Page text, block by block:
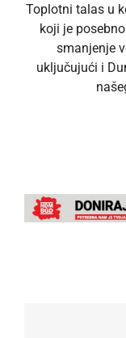
Toplotni talas u
koji je
smanjenje
uključujući i